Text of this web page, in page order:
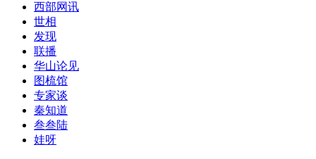
西部网讯
世相
发现
联播
华山论见
图梳馆
专家谈
秦知道
叁叁陆
娃呀